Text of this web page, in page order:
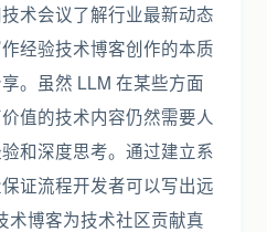
术会议了解行业最新动态
经验技术博客创作的本质
。虽然 LLM 在某些方面
值的技术内容仍然需要人
和深度思考。通过建立系
证流程开发者可以写出远
术博客为技术社区贡献真